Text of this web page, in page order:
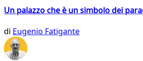
Un palazzo che è un simbolo dei
di Eugenio Fatigante